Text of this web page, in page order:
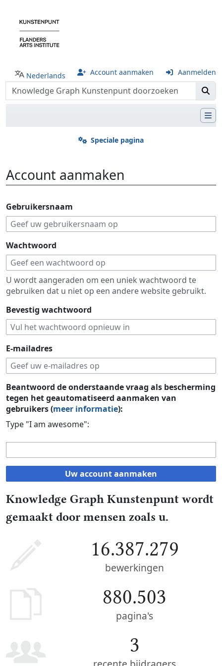
Nederlands Account aanmaken Aanmelden
Speciale pagina
Account aanmaken
Gebruikersnaam
Wachtwoord
U wordt aangeraden om een uniek wachtwoord te
gebruiken dat u niet op een andere website gebruikt.
Bevestig wachtwoord
E-mailadres
Beantwoord de onderstaande vraag als bescherming
tegen het geautomatiseerd aanmaken van
gebruikers (meer informatie):
Type "I am awesome":
Uw account aanmaken
Knowledge Graph Kunstenpunt wordt
gemaakt door mensen zoals u.
16.387.279
bewerkingen
880.503
pagina's
3